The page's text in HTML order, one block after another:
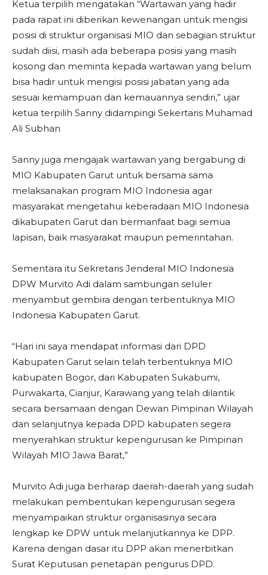
Ketua terpilih mengatakan “Wartawan yang hadir
pada rapat ini diberikan kewenangan untuk mengisi
posisi di struktur organisasi MIO dan sebagian struktur
sudah diisi, masih ada beberapa posisi yang masih
kosong dan meminta kepada wartawan yang belum
bisa hadir untuk mengisi posisi jabatan yang ada
sesuai kemampuan dan kemauannya sendiri,” ujar
ketua terpilih Sanny didampingi Sekertaris Muhamad
Ali Subhan
Sanny juga mengajak wartawan yang bergabung di
MIO Kabupaten Garut untuk bersama sama
melaksanakan program MIO Indonesia agar
masyarakat mengetahui keberadaan MIO Indonesia
dikabupaten Garut dan bermanfaat bagi semua
lapisan, baik masyarakat maupun pemerintahan.
Sementara itu Sekretaris Jenderal MIO Indonesia
DPW Murvito Adi dalam sambungan seluler
menyambut gembira dengan terbentuknya MIO
Indonesia Kabupaten Garut.
“Hari ini saya mendapat informasi dari DPD
Kabupaten Garut selain telah terbentuknya MIO
kabupaten Bogor, dari Kabupaten Sukabumi,
Purwakarta, Cianjur, Karawang yang telah dilantik
secara bersamaan dengan Dewan Pimpinan Wilayah
dan selanjutnya kepada DPD kabupaten segera
menyerahkan struktur kepengurusan ke Pimpinan
Wilayah MIO Jawa Barat,”
Murvito Adi juga berharap daerah-daerah yang sudah
melakukan pembentukan kepengurusan segera
menyampaikan struktur organisasinya secara
lengkap ke DPW untuk melanjutkannya ke DPP.
Karena dengan dasar itu DPP akan menerbitkan
Surat Keputusan penetapan pengurus DPD.